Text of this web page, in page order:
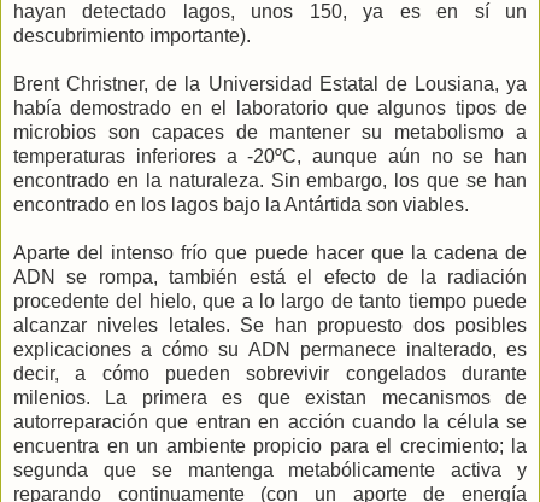
hayan detectado lagos, unos 150, ya es en sí un
descubrimiento importante).
Brent Christner, de la Universidad Estatal de Lousiana, ya
había demostrado en el laboratorio que algunos tipos de
microbios son capaces de mantener su metabolismo a
temperaturas inferiores a -20ºC, aunque aún no se han
encontrado en la naturaleza. Sin embargo, los que se han
encontrado en los lagos bajo la Antártida son viables.
Aparte del intenso frío que puede hacer que la cadena de
ADN se rompa, también está el efecto de la radiación
procedente del hielo, que a lo largo de tanto tiempo puede
alcanzar niveles letales. Se han propuesto dos posibles
explicaciones a cómo su ADN permanece inalterado, es
decir, a cómo pueden sobrevivir congelados durante
milenios. La primera es que existan mecanismos de
autorreparación que entran en acción cuando la célula se
encuentra en un ambiente propicio para el crecimiento; la
segunda que se mantenga metabólicamente activa y
reparando continuamente (con un aporte de energía